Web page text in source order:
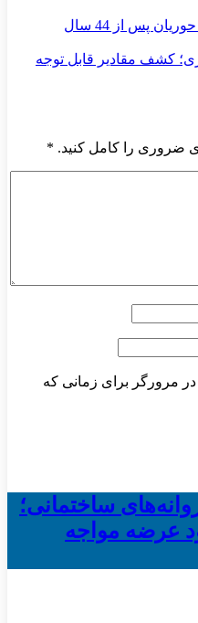
پس از 44 سال
کشف مقادیر قابل توجه
ضروری را کامل کنید. *
مرورگر برای زمانی که
ساختمانی؛
عرضه مواجه